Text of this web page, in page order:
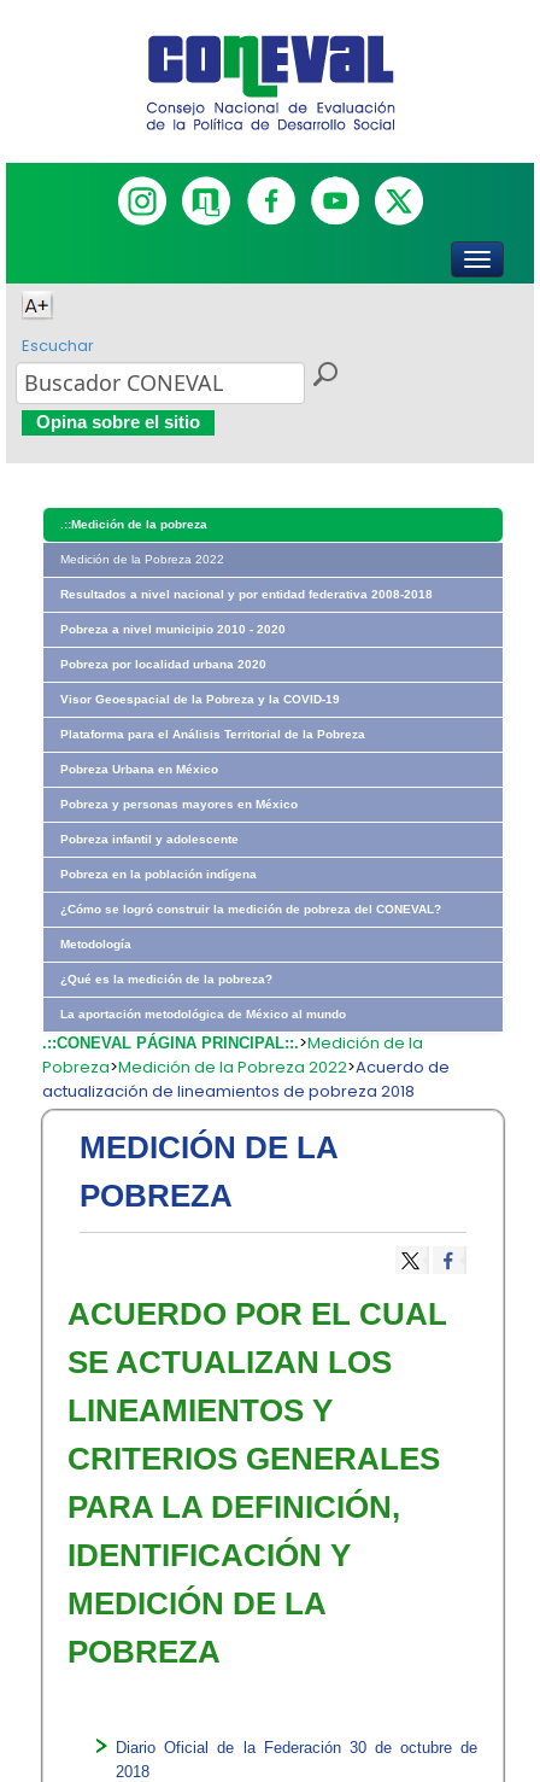
Escuchar
Opina sobre el sitio
.::Medición de la pobreza
Medición de la Pobreza 2022
Resultados a nivel nacional y por entidad federativa 2008-2018
Pobreza a nivel municipio 2010 - 2020
Pobreza por localidad urbana 2020
Visor Geoespacial de la Pobreza y la COVID-19
Plataforma para el Análisis Territorial de la Pobreza
Pobreza Urbana en México
Pobreza y personas mayores en México
Pobreza infantil y adolescente
Pobreza en la población indígena
¿Cómo se logró construir la medición de pobreza del CONEVAL?
Metodología
¿Qué es la medición de la pobreza?
La aportación metodológica de México al mundo
.::CONEVAL PÁGINA PRINCIPAL::.>Medición de la
Pobreza>Medición de la Pobreza 2022>Acuerdo de
actualización de lineamientos de pobreza 2018
MEDICIÓN DE LA
POBREZA
ACUERDO POR EL CUAL
SE ACTUALIZAN LOS
LINEAMIENTOS Y
CRITERIOS GENERALES
PARA LA DEFINICIÓN,
IDENTIFICACIÓN Y
MEDICIÓN DE LA
POBREZA
Diario Oficial de la Federación 30 de octubre de
2018